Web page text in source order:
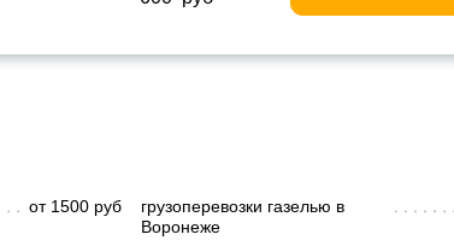
от 1500 руб
грузоперевозки газелью в
Воронеже